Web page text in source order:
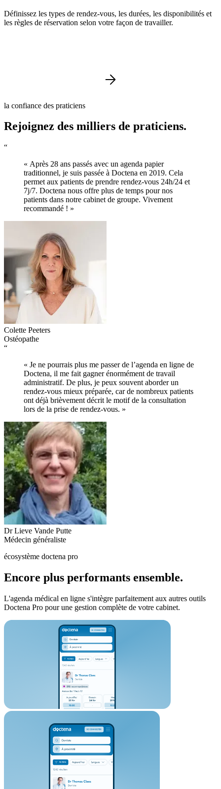
Définissez les types de rendez-vous, les durées, les disponibilités et
les règles de réservation selon votre façon de travailler.
la confiance des praticiens
Rejoignez des milliers de praticiens.
“
« Après 28 ans passés avec un agenda papier
traditionnel, je suis passée à Doctena en 2019. Cela
permet aux patients de prendre rendez-vous 24h/24 et
7j/7. Doctena nous offre plus de temps pour nos
patients dans notre cabinet de groupe. Vivement
recommandé ! »
Colette Peeters
Ostéopathe
“
« Je ne pourrais plus me passer de l’agenda en ligne de
Doctena, il me fait gagner énormément de travail
administratif. De plus, je peux souvent aborder un
rendez-vous mieux préparée, car de nombreux patients
ont déjà brièvement décrit le motif de la consultation
lors de la prise de rendez-vous. »
Dr Lieve Vande Putte
Médecin généraliste
écosystème doctena pro
Encore plus performants ensemble.
L'agenda médical en ligne s'intègre parfaitement aux autres outils
Doctena Pro pour une gestion complète de votre cabinet.